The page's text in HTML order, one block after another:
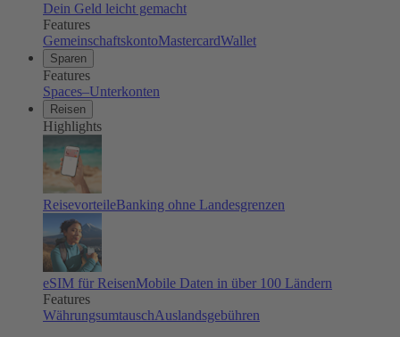
Dein Geld leicht gemacht
Features
GemeinschaftskontoMastercardWallet
Sparen
Features
Spaces–Unterkonten
Reisen
Highlights
ReisevorteileBanking ohne Landesgrenzen
eSIM für ReisenMobile Daten in über 100 Ländern
Features
WährungsumtauschAuslandsgebühren